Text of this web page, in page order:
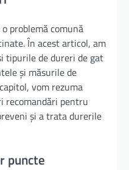
problemă comună
În acest articol, am
tipurile de dureri de gat
și măsurile de
vom rezuma
recomandări pentru
și a trata durerile
puncte